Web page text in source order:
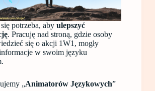
potrzeba, aby ulepszyć
. Pracuję nad stroną, gdzie osoby
się o akcji 1W1, mogły
w swoim języku
„Animatorów Językowych”